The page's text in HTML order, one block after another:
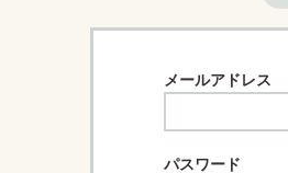
メールアドレス
パスワード